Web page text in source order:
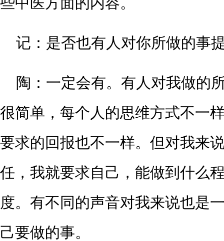
记：是否也有人对你所做的事
陶：一定会有。有人对我做的
很简单，每个人的思维方式不一
要求的回报也不一样。但对我来
任，我就要求自己，能做到什么
度。有不同的声音对我来说也是
己要做的事。